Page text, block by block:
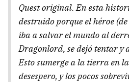
Quest original. En esta
destruido porque el héroe
iba a salvar el mundo al
Dragonlord, se dejó tentar y
Esto sumerge a la tierra en
desespero, y los pocos